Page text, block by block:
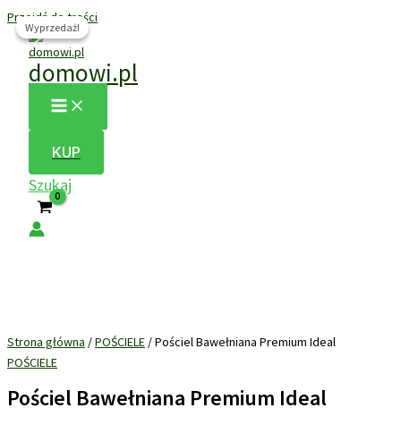
Przejdź do treści
domowi.pl
KUP
Szukaj
Strona główna /POŚCIELE / Pościel Bawełniana Premium Ideal
POŚCIELE
Pościel Bawełniana Premium Ideal
Wyprzedaż!
Wyprzedaż!